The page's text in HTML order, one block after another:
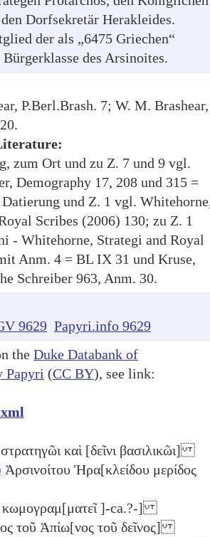
Dorfsekretär Herakleides.
der als „6475 Griechen“
Bürgerklasse des Arsinoites.
P.Berl.Brash. 7; W. M. Brashear,
zum Ort und zu Z. 7 und 9 vgl.
Demography 17, 208 und 315 =
und Z. 1 vgl.
Scribes (2006) 130; zu Z. 1
- Whitehorne, Strategi and Royal
Anm. 4 = BL IX 31 und Kruse,
Schreiber 963, Anm. 30.
9629 Papyri.info 9629
the Duke Databank of
Papyri (CC BY), see link:
καὶ [δεῖνι βασιλικῶι]
Ἀρσινοίτου Ἡρα[κλείδου μερίδος
κωμογραμ[ματεῖ ]-ca.?-]
τοῦ Ἀπίω[νος τοῦ δεῖνος]